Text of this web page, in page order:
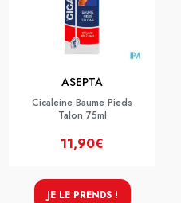
ASEPTA
Cicaleine Baume Pieds
Talon 75ml
11,90€
JE LE PRENDS !